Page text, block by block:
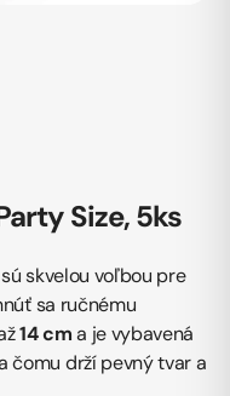
Size, 5ks
sú skvelou voľbou pre
sa ručnému
14 cma je vybavená
čomu drží pevný tvar a